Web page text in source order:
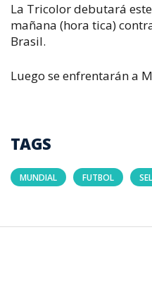
La Tricolor debutará
mañana (hora tica)
Brasil.
Luego se enfrentarán a
TAGS
MUNDIAL FUTBOL